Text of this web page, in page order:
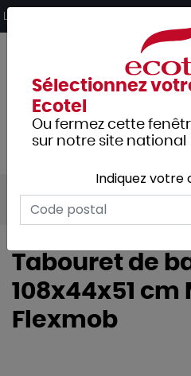
Livraison offerte dès 249€ HT
Tous les produits
Tabouret de
108x44x51 cm
Flexmob
Sélectionnez
Ecotel
Ou fermez cette
sur notre site national
Indiquez votre
Panneau de gestion des